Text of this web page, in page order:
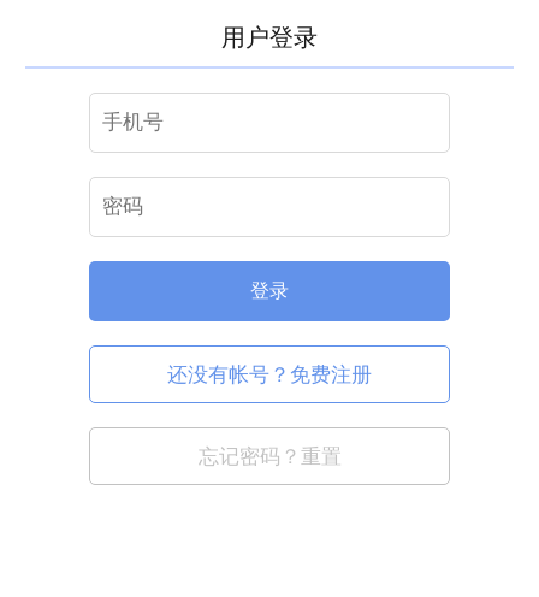
用户登录
登录
还没有帐号？免费注册
忘记密码？重置